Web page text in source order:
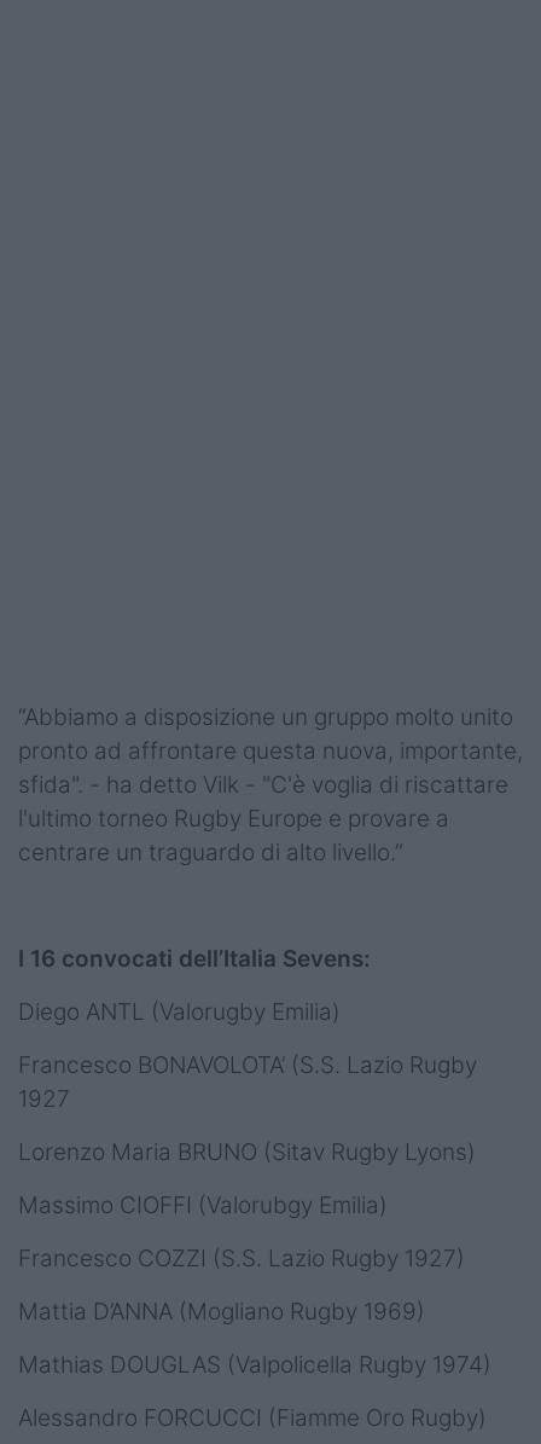
“Abbiamo a disposizione un gruppo molto unito
pronto ad affrontare questa nuova, importante,
sfida". - ha detto Vilk - "C'è voglia di riscattare
l'ultimo torneo Rugby Europe e provare a
centrare un traguardo di alto livello.”
I 16 convocati dell’Italia Sevens:
Diego ANTL (Valorugby Emilia)
Francesco BONAVOLOTA’ (S.S. Lazio Rugby
1927
Lorenzo Maria BRUNO (Sitav Rugby Lyons)
Massimo CIOFFI (Valorubgy Emilia)
Francesco COZZI (S.S. Lazio Rugby 1927)
Mattia D’ANNA (Mogliano Rugby 1969)
Mathias DOUGLAS (Valpolicella Rugby 1974)
Alessandro FORCUCCI (Fiamme Oro Rugby)